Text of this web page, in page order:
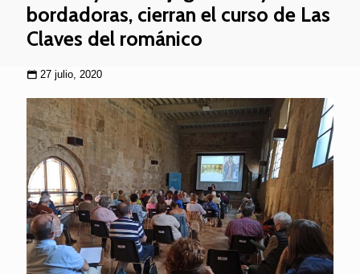
bordadoras, cierran el curso de Las
Claves del románico
27 julio, 2020